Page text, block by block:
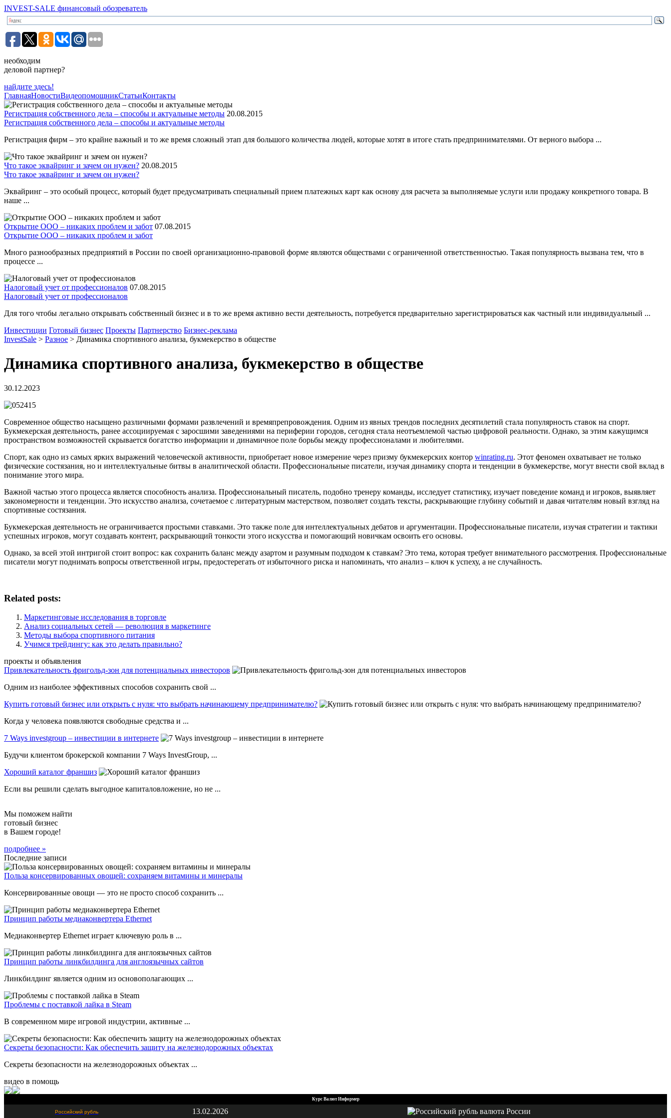
INVEST-SALE финансовый обозреватель
необходим
деловой партнер?
найдите здесь!
ГлавнаяНовостиВидеопомощникСтатьиКонтакты
Регистрация собственного дела – способы и актуальные методы 20.08.2015
Регистрация собственного дела – способы и актуальные методы
Регистрация фирм – это крайне важный и то же время сложный этап для большого количества людей, которые хотят в итоге стать предпринимателями. От верного выбора ...
Что такое эквайринг и зачем он нужен? 20.08.2015
Что такое эквайринг и зачем он нужен?
Эквайринг – это особый процесс, который будет предусматривать специальный прием платежных карт как основу для расчета за выполняемые услуги или продажу конкретного товара. В
наше ...
Открытие ООО – никаких проблем и забот 07.08.2015
Открытие ООО – никаких проблем и забот
Много разнообразных предприятий в России по своей организационно-правовой форме являются обществами с ограниченной ответственностью. Такая популярность вызвана тем, что в
процессе ...
Налоговый учет от профессионалов 07.08.2015
Налоговый учет от профессионалов
Для того чтобы легально открывать собственный бизнес и в то же время активно вести деятельность, потребуется предварительно зарегистрироваться как частный или индивидуальный ...
Инвестиции Готовый бизнес Проекты Партнерство Бизнес-реклама
InvestSale > Разное > Динамика спортивного анализа, букмекерство в обществе
Динамика спортивного анализа, букмекерство в обществе
30.12.2023
Современное общество насыщено различными формами развлечений и времяпрепровождения. Одним из явных трендов последних десятилетий стала популярность ставок на спорт.
Букмекерская деятельность, ранее ассоциируемая с заросшими заведениями на периферии городов, сегодня стала неотъемлемой частью цифровой реальности. Однако, за этим кажущимся
пространством возможностей скрывается богатство информации и динамичное поле борьбы между профессионалами и любителями.
Спорт, как одно из самых ярких выражений человеческой активности, приобретает новое измерение через призму букмекерских контор winrating.ru. Этот феномен охватывает не только
физические состязания, но и интеллектуальные битвы в аналитической области. Профессиональные писатели, изучая динамику спорта и тенденции в букмекерстве, могут внести свой вклад в
понимание этого мира.
Важной частью этого процесса является способность анализа. Профессиональный писатель, подобно тренеру команды, исследует статистику, изучает поведение команд и игроков, выявляет
закономерности и тенденции. Это искусство анализа, сочетаемое с литературным мастерством, позволяет создать тексты, раскрывающие глубину событий и давая читателям новый взгляд на
спортивные состязания.
Букмекерская деятельность не ограничивается простыми ставками. Это также поле для интеллектуальных дебатов и аргументации. Профессиональные писатели, изучая стратегии и тактики
успешных игроков, могут создавать контент, раскрывающий тонкости этого искусства и помогающий новичкам освоить его основы.
Однако, за всей этой интригой стоит вопрос: как сохранить баланс между азартом и разумным подходом к ставкам? Это тема, которая требует внимательного рассмотрения. Профессиональные
писатели могут поднимать вопросы ответственной игры, предостерегать от избыточного риска и напоминать, что анализ – ключ к успеху, а не случайность.
Related posts:
Маркетинговые исследования в торговле
Анализ социальных сетей — революция в маркетинге
Методы выбора спортивного питания
Учимся трейдингу: как это делать правильно?
проекты и объявления
Привлекательность фригольд-зон для потенциальных инвесторов
Одним из наиболее эффективных способов сохранить свой ...
Купить готовый бизнес или открыть с нуля: что выбрать начинающему предпринимателю?
Когда у человека появляются свободные средства и ...
7 Ways investgroup – инвестиции в интернете
Будучи клиентом брокерской компании 7 Ways InvestGroup, ...
Хороший каталог франшиз
Если вы решили сделать выгодное капиталовложение, но не ...
Мы поможем найти
готовый бизнес
в Вашем городе!
подробнее »
Последние записи
Польза консервированных овощей: сохраняем витамины и минералы
Консервированные овощи — это не просто способ сохранить ...
Принцип работы медиаконвертера Ethernet
Медиаконвертер Ethernet играет ключевую роль в ...
Принцип работы линкбилдинга для англоязычных сайтов
Линкбилдинг является одним из основополагающих ...
Проблемы с поставкой лайка в Steam
В современном мире игровой индустрии, активные ...
Секреты безопасности: Как обеспечить защиту на железнодорожных объектах
Секреты безопасности на железнодорожных объектах ...
видео в помощь
Курс Валют Информер
Российский рубль 13.02.2026